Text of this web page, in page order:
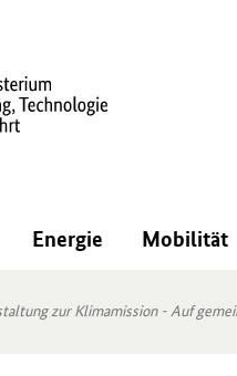
Energie Mobilität
zur Klimamission - Auf